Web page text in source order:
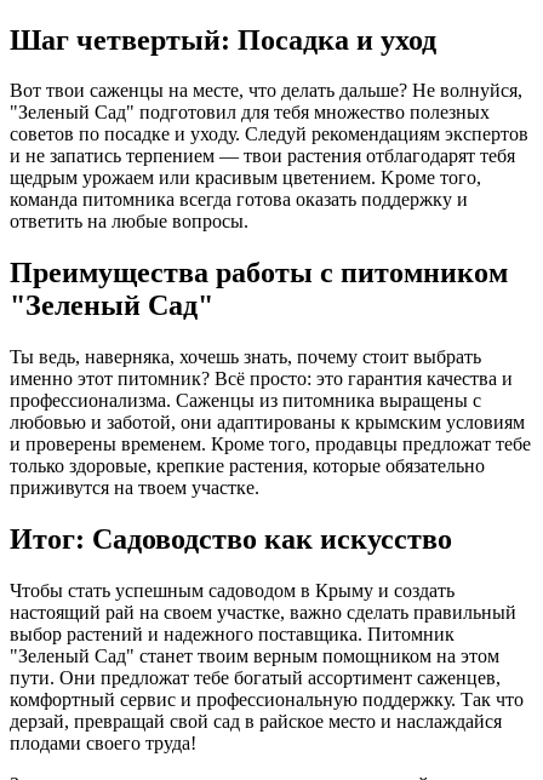
Шаг четвертый: Посадка и уход
Вот твои саженцы на месте, что делать дальше? Не волнуйся,
"Зеленый Сад" подготовил для тебя множество полезных
советов по посадке и уходу. Следуй рекомендациям экспертов
и не запатись терпением — твои растения отблагодарят тебя
щедрым урожаем или красивым цветением. Kроме того,
команда питомника всегда готова оказать поддержку и
ответить на любые вопросы.
Преимущества работы с питомником
"Зеленый Сад"
Ты ведь, наверняка, хочешь знать, почему стоит выбрать
именно этот питомник? Всё просто: это гарантия качества и
профессионализма. Саженцы из питомника выращены с
любовью и заботой, они адаптированы к крымским условиям
и проверены временем. Кроме того, продавцы предложат тебе
только здоровые, крепкие растения, которые обязательно
приживутся на твоем участке.
Итог: Садоводство как искусство
Чтобы стать успешным садоводом в Крыму и создать
настоящий рай на своем участке, важно сделать правильный
выбор растений и надежного поставщика. Питомник
"Зеленый Сад" станет твоим верным помощником на этом
пути. Они предложат тебе богатый ассортимент саженцев,
комфортный сервис и профессиональную поддержку. Так что
дерзай, превращай свой сад в райское место и наслаждайся
плодами своего труда!